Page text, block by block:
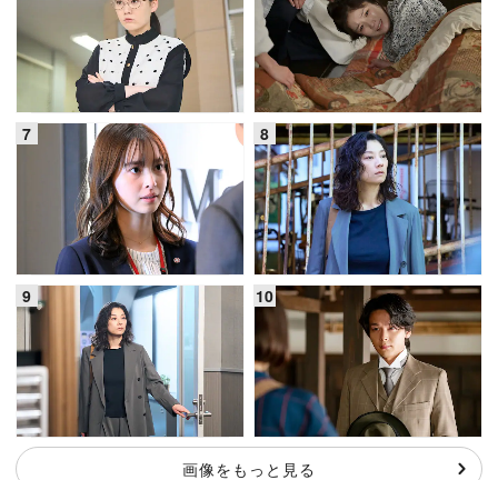
画像をもっと見る